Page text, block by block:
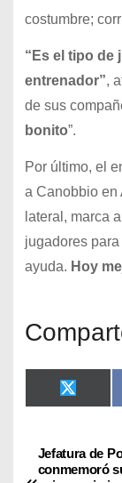
costumbre;
“Es el tipo de
entrenador”,
de sus
bonito”.
Por último, el
a Canobbio en
lateral, marca
jugadores
ayuda. Hoy
X
(
i
t
t
Jefatura de
conmemoró